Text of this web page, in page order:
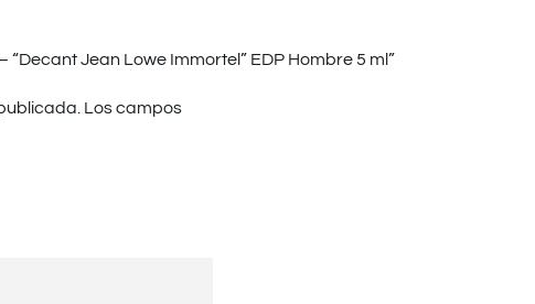
Jean Lowe Immortel” EDP Hombre 5 ml”
Los campos